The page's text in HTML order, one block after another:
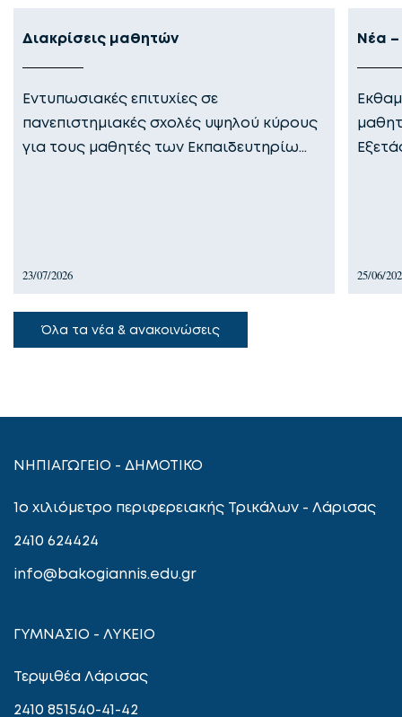
Διακρίσεις μαθητών
Εντυπωσιακές επιτυχίες σε
πανεπιστημιακές σχολές υψηλού κύρους
για τους μαθητές των Εκπαιδευτηρίω…
23/07/2026
Νέα –
25/06/
Όλα τα νέα & ανακοινώσεις
ΝΗΠΙΑΓΩΓΕΙΟ - ΔΗΜΟΤΙΚΟ
1ο χιλιόμετρο περιφερειακής Τρικάλων - Λάρισας
2410 624424
info@bakogiannis.edu.gr
ΓΥΜΝΑΣΙΟ - ΛΥΚΕΙΟ
Τερψιθέα Λάρισας
2410 851540-41-42